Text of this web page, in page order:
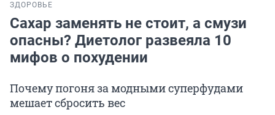
ЗДОРОВЬЕ
Сахар заменять не стоит, а смузи
опасны? Диетолог развеяла 10
мифов о похудении
Почему погоня за модными суперфудами
мешает сбросить вес